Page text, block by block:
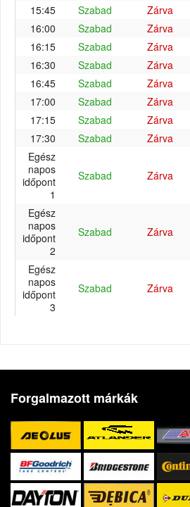
15:45
Szabad Zárva
16:00
Szabad Zárva
16:15
Szabad Zárva
16:30
Szabad Zárva
16:45
Szabad Zárva
17:00
Szabad Zárva
17:15
Szabad Zárva
17:30
Szabad Zárva
Egész
napos
időpont
1
Szabad Zárva
Egész
napos
időpont
2
Szabad Zárva
Egész
napos
időpont
3
Szabad Zárva
Forgalmazott márkák